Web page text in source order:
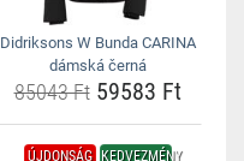
Didriksons W Bunda CARINA
dámská černá
85043 Ft59583 Ft
ÚJDONSÁG KEDVEZMÉNY